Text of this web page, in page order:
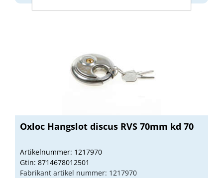
Oxloc Hangslot discus RVS 70mm kd 70
Artikelnummer: 1217970
Gtin: 8714678012501
Fabrikant artikel nummer: 1217970